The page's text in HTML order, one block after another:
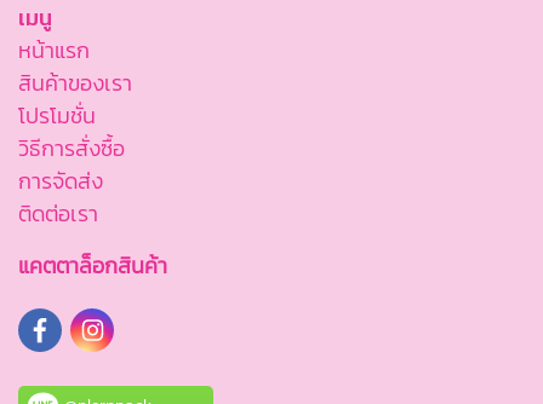
เมนู
หน้าแรก
สินค้าของเรา
โปรโมชั่น
วิธีการสั่งซื้อ
การจัดส่ง
ติดต่อเรา
แคตตาล็อกสินค้า